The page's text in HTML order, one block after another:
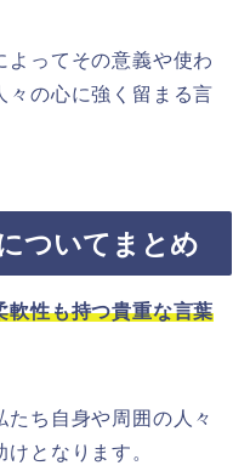
よってその意義や使わ
々の心に強く留まる言
ついてまとめ
軟性も持つ貴重な言葉
たち自身や周囲の人々
となります。